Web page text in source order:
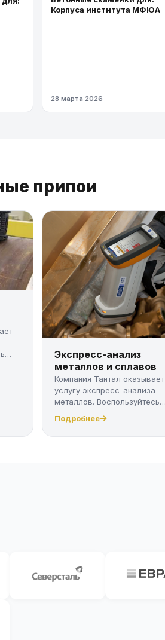
Корпуса института МФЮА
28 марта 2026
припои
Экспресс-анализ
металлов и сплавов
Компания Тантал оказывает
услугу экспресс-анализа
металлов. Воспользуйтесь
Подробнее